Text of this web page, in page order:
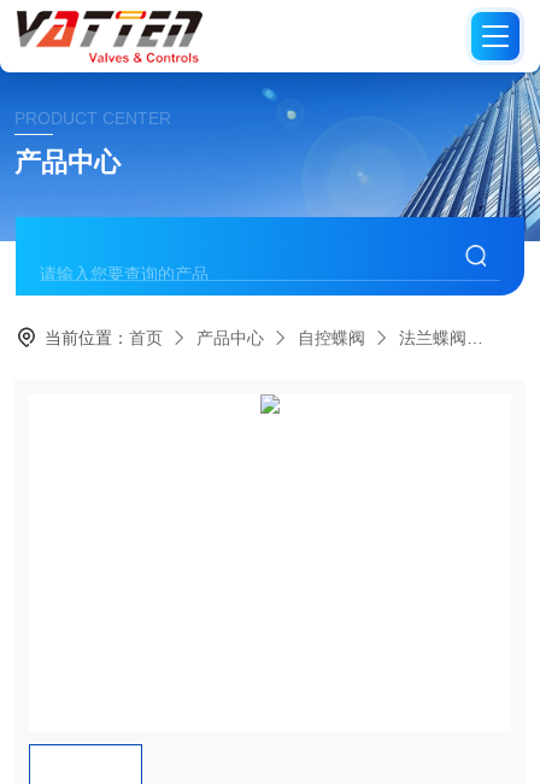
PRODUCT CENTER
产品中心
当前位置：首页 产品中心 自控蝶阀 法兰蝶阀